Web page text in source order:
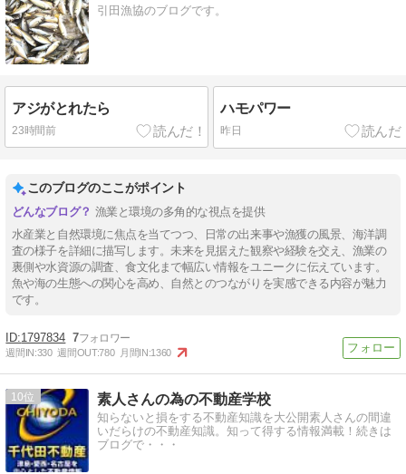
引田漁協のブログです。
アジがとれたら
23時間前
ハモパワー
昨日
このブログのここがポイント
漁業と環境の多角的な視点を提供
水産業と自然環境に焦点を当てつつ、日常の出来事や漁獲の風景、海洋調
査の様子を詳細に描写します。未来を見据えた観察や経験を交え、漁業の
裏側や水資源の調査、食文化まで幅広い情報をユニークに伝えています。
魚や海の生態への関心を高め、自然とのつながりを実感できる内容が魅力
です。
1797834 7
週間IN:330 週間OUT:780 月間IN:1360
10 素人さんの為の不動産学校
知らないと損をする不動産知識を大公開素人さんの間違
いだらけの不動産知識。知って得する情報満載！続きは
ブログで・・・